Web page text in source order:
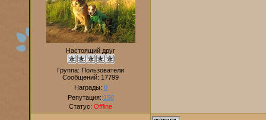
Настоящий друг
Группа: Пользователи
Сообщений: 17799
Награды: 0
Репутация: 150
Статус: Offline